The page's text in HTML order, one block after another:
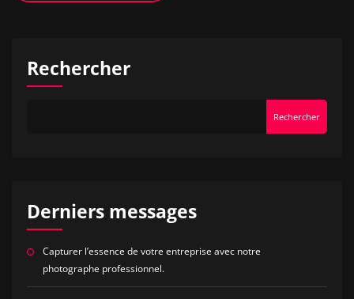
Rechercher
Rechercher
Derniers messages
Capturer l’essence de votre entreprise avec notre
photographe professionnel.